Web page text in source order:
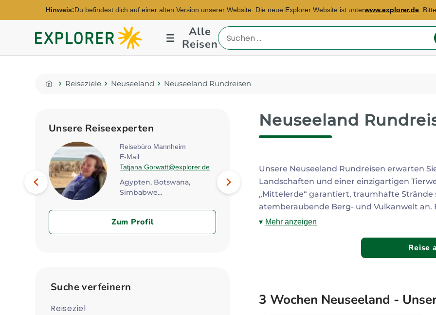
Hinweis:Du befindest dich auf einer alten Version unserer Website. Die neue Explorer Website ist unterwww.explorer.de .
Explorer
Fernreisen
Alle
Reisen
Reiseland
eingeben
Home
Reiseziele Neuseeland Neuseeland Rundreisen
Neuseeland
Unsere Neuseeland Rundreisen erwarten
Landschaften und einer einzigartigen
„Mittelerde“ garantiert, traumhafte
atemberaubende Berg- und Vulkanwelt an.
Nord- undSüdinsel
individuell mit dem Camper oder
Mehr anzeigen
Reise
3 Wochen Neuseeland -
Unsere Reiseexperten
Reisebüro Mannheim
E-Mail:
Tatjana.Gorwatt@explorer.de
Ägypten, Botswana,
Simbabwe...
Zum Profil
Marokko, China,
Indonesien...
Zum Profil
Nächstes
Bild
Suche verfeinern
Reiseziel